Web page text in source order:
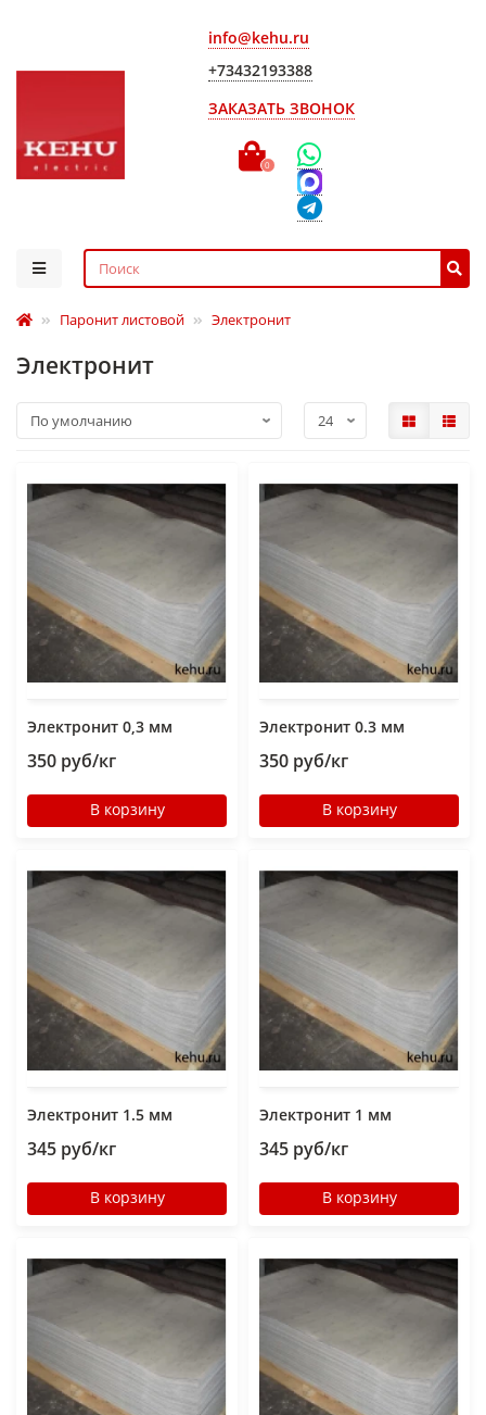
info@kehu.ru
+73432193388
ЗАКАЗАТЬ ЗВОНОК
0
Паронит листовой Электронит
Электронит
Электронит 0,3 мм
350 руб/кг
В корзину
Электронит 0.3 мм
350 руб/кг
В корзину
Электронит 1.5 мм
345 руб/кг
В корзину
Электронит 1 мм
345 руб/кг
В корзину